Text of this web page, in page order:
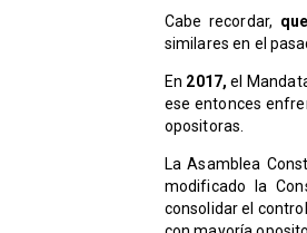
Cabe recordar,
similares en el
En 2017, el
ese entonces
opositoras.
La Asamblea
modificado la
consolidar el